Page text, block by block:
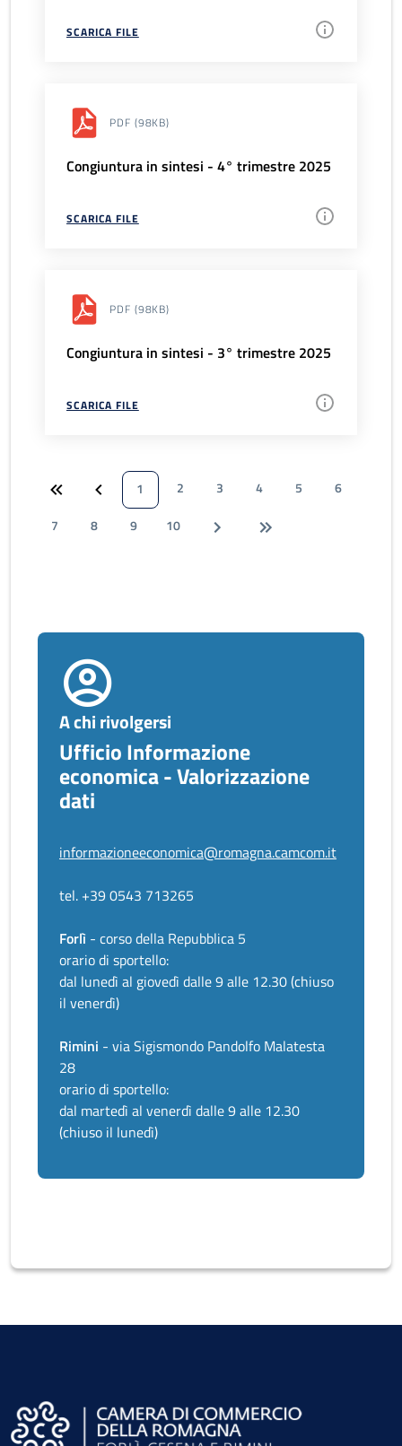
SCARICA FILE
PDF (98KB)
Congiuntura in sintesi - 4° trimestre 2025
SCARICA FILE
PDF (98KB)
Congiuntura in sintesi - 3° trimestre 2025
SCARICA FILE
1 2 3 4 5
6
7
8 9 10
A chi rivolgersi
Ufficio Informazione
economica - Valorizzazione
dati
informazioneeconomica@romagna.camcom.it
tel. +39 0543 713265
Forlì - corso della Repubblica 5
orario di sportello:
dal lunedì al giovedì dalle 9 alle 12.30 (chiuso
il venerdì)
Rimini - via Sigismondo Pandolfo Malatesta
28
orario di sportello:
dal martedì al venerdì dalle 9 alle 12.30
(chiuso il lunedì)